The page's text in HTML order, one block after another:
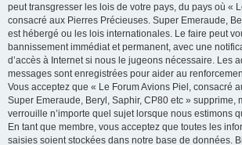
peut transgresser les lois de votre pays, du pays où «
consacré aux Pierres Précieuses. Super Emeraude,
est hébergé ou les lois internationales. Le faire peut
bannissement immédiat et permanent, avec une
d’accès à Internet si nous le jugeons nécessaire. Les
messages sont enregistrées pour aider au
Vous acceptez que « Le Forum Avions Piel, consacré
Super Emeraude, Beryl, Saphir, CP80 etc » supprime,
verrouille n’importe quel sujet lorsque nous estimons
En tant que membre, vous acceptez que toutes les
saisies soient stockées dans notre base de données.